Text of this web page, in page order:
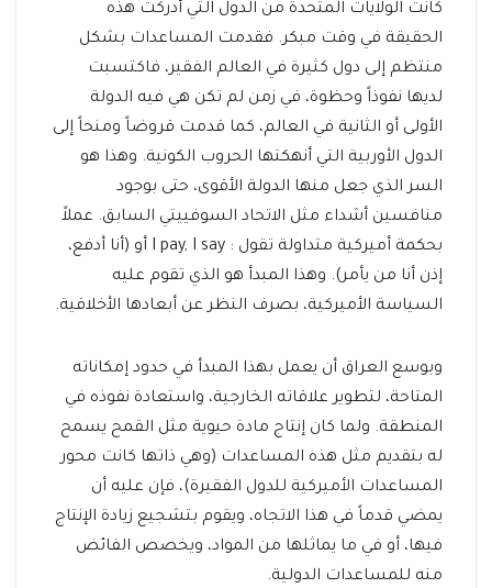
كانت الولايات المتحدة من الدول التي أدركت هذه
الحقيقة في وقت مبكر. فقدمت المساعدات بشكل
منتظم إلى دول كثيرة في العالم الفقير، فاكتسبت
لديها نفوذاً وحظوة، في زمن لم تكن هي فيه الدولة
الأولى أو الثانية في العالم، كما قدمت قروضاً ومنحاً إلى
الدول الأوربية التي أنهكتها الحروب الكونية. وهذا هو
السر الذي جعل منها الدولة الأقوى، حتى بوجود
منافسين أشداء مثل الاتحاد السوفييتي السابق. عملاً
بحكمة أميركية متداولة تقول : I pay, I say أو (أنا أدفع،
إذن أنا من يأمر). وهذا المبدأ هو الذي تقوم عليه
السياسة الأميركية، بصرف النظر عن أبعادها الأخلاقية.
وبوسع العراق أن يعمل بهذا المبدأ في حدود إمكاناته
المتاحة، لتطوير علاقاته الخارجية، واستعادة نفوذه في
المنطقة. ولما كان إنتاج مادة حيوية مثل القمح يسمح
له بتقديم مثل هذه المساعدات (وهي ذاتها كانت محور
المساعدات الأميركية للدول الفقيرة)، فإن عليه أن
يمضي قدماً في هذا الاتجاه، ويقوم بتشجيع زيادة الإنتاج
فيها، أو في ما يماثلها من المواد، ويخصص الفائض
منه للمساعدات الدولية.